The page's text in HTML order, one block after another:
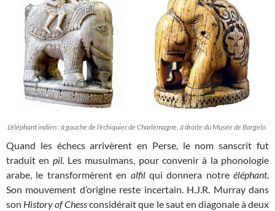
L’éléphant indien : à gauche de l’échiquier de Charlemagne, à droite du Musée de Bargelo.
Quand les échecs arrivèrent en Perse, le nom sanscrit fut
traduit en pil. Les musulmans, pour convenir à la phonologie
arabe, le transformèrent en alfil qui donnera notre éléphant.
Son mouvement d’origine reste incertain. H.J.R. Murray dans
son History of Chessconsidérait que le saut en diagonale à deux